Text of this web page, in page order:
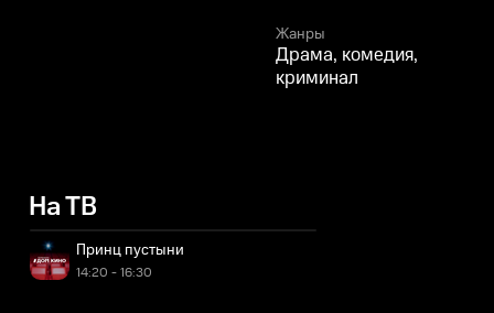
Жанры
Драма, комедия,
криминал
На ТВ
Принц пустыни
14:20 - 16:30